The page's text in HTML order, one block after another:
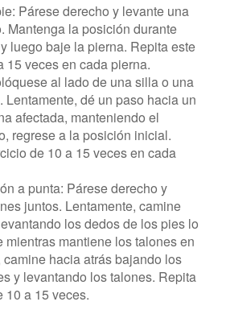
Párese derecho y levante una
Mantenga la posición durante
luego baje la pierna. Repita este
15 veces en cada pierna.
al lado de una silla o una
Lentamente, dé un paso hacia un
afectada, manteniendo el
regrese a la posición inicial.
de 10 a 15 veces en cada
a punta: Párese derecho y
juntos. Lentamente, camine
los dedos de los pies lo
mientras mantiene los talones en
hacia atrás bajando los
y levantando los talones. Repita
10 a 15 veces.